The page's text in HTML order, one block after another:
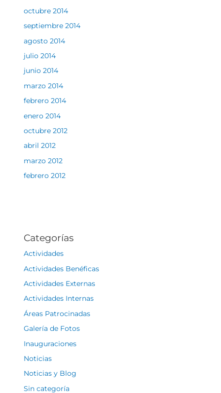
octubre 2014
septiembre 2014
agosto 2014
julio 2014
junio 2014
marzo 2014
febrero 2014
enero 2014
octubre 2012
abril 2012
marzo 2012
febrero 2012
Categorías
Actividades
Actividades Benéficas
Actividades Externas
Actividades Internas
Áreas Patrocinadas
Galería de Fotos
Inauguraciones
Noticias
Noticias y Blog
Sin categoría